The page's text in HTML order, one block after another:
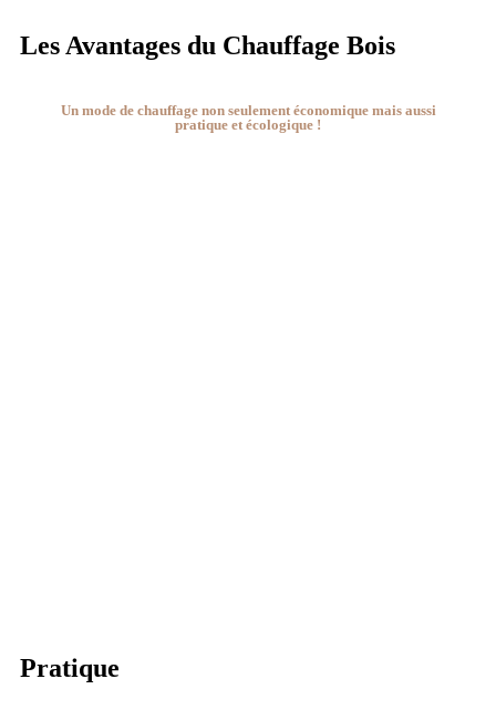
Les Avantages du Chauffage Bois
Un mode de chauffage non seulement économique mais aussi
pratique et écologique !
Pratique